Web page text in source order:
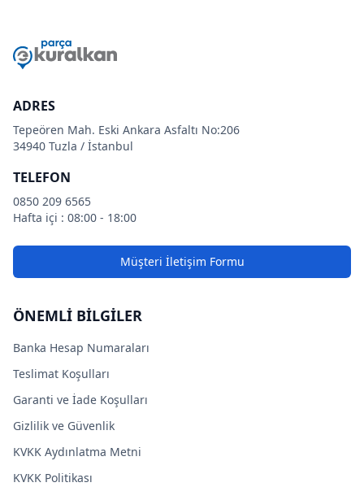
ADRES
Tepeören Mah. Eski Ankara Asfaltı No:206
34940 Tuzla / İstanbul
TELEFON
0850 209 6565
Hafta içi : 08:00 - 18:00
Müşteri İletişim Formu
ÖNEMLİ BİLGİLER
Banka Hesap Numaraları
Teslimat Koşulları
Garanti ve İade Koşulları
Gizlilik ve Güvenlik
KVKK Aydınlatma Metni
KVKK Politikası